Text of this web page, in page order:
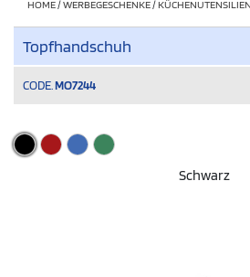
HOME/WERBEGESCHENKE/KÜCHENUTENSILIEN
Topfhandschuh
CODE. MO7244
Schwarz